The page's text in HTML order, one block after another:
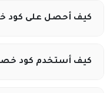
كيف أحصل على كود
يمكنك الحصول على
كيف أستخدم كود